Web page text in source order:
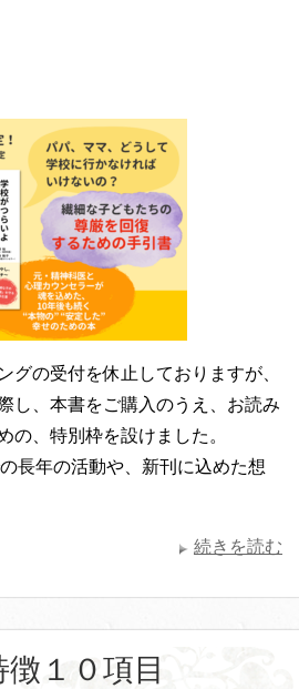
グの受付を休止しておりますが、
し、本書をご購入のうえ、お読み
の、特別枠を設けました。
長年の活動や、新刊に込めた想
続きを読む
徴１０項目